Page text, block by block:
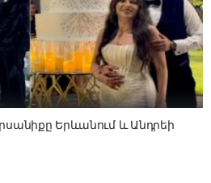
Երևանում և Անդրեի